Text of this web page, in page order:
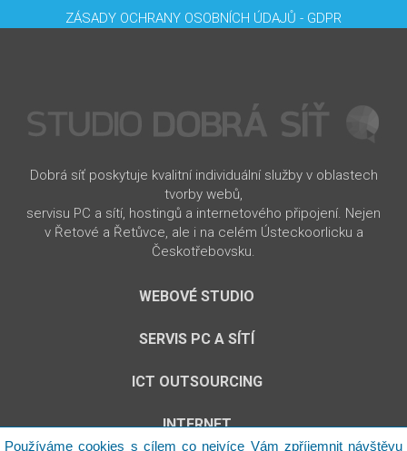
ZÁSADY OCHRANY OSOBNÍCH ÚDAJŮ - GDPR
Dobrá síť poskytuje kvalitní individuální služby v oblastech
tvorby webů,
servisu PC a sítí, hostingů a internetového připojení. Nejen
v Řetové a Řetůvce, ale i na celém Ústeckoorlicku a
Českotřebovsku.
WEBOVÉ STUDIO
SERVIS PC A SÍTÍ
ICT OUTSOURCING
INTERNET
Používáme cookies s cílem co nejvíce Vám zpříjemnit návštěvu